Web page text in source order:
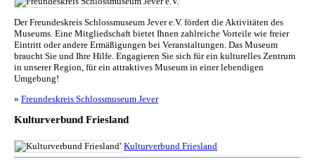
Der Freundeskreis Schlossmuseum Jever e.V. fördert die Aktivitäten des
Museums. Eine Mitgliedschaft bietet Ihnen zahlreiche Vorteile wie freier
Eintritt oder andere Ermäßigungen bei Veranstaltungen. Das Museum
braucht Sie und Ihre Hilfe. Engagieren Sie sich für ein kulturelles Zentrum
in unserer Region, für ein attraktives Museum in einer lebendigen
Umgebung!
» Freundeskreis Schlossmuseum Jever
Kulturverbund Friesland
Kulturverbund Friesland